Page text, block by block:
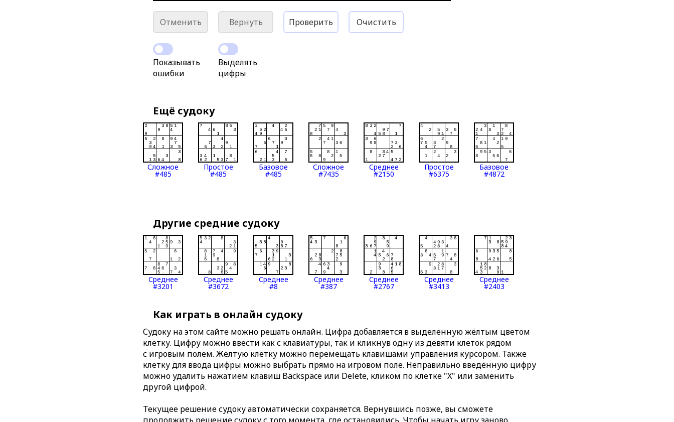
Отменить Вернуть Проверить Очистить
Показывать
ошибки
Выделять
цифры
Ещё судоку
Сложное
#485
Простое
#485
Базовое
#485
Сложное
#7435
Среднее
#2150
Простое
#6375
Базовое
#4872
Другие средние судоку
Среднее
#3201
Среднее
#3672
Среднее
#8
Среднее
#387
Среднее
#2767
Среднее
#3413
Среднее
#2403
Как играть в онлайн судоку
Судоку на этом сайте можно решать онлайн. Цифра добавляется в выделенную жёлтым цветом
клетку. Цифру можно ввести как с клавиатуры, так и кликнув одну из девяти клеток рядом
с игровым полем. Жёлтую клетку можно перемещать клавишами управления курсором. Также
клетку для ввода цифры можно выбрать прямо на игровом поле. Неправильно введённую цифру
можно удалить нажатием клавиш Backspace или Delete, кликом по клетке "X" или заменить
другой цифрой.
Текущее решение судоку автоматически сохраняется. Вернувшись позже, вы сможете